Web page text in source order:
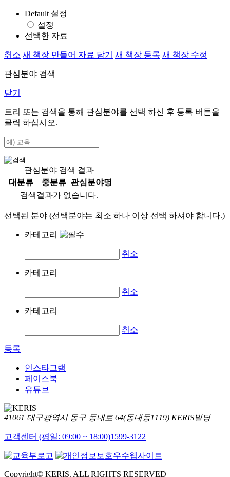
Default 설정
설정
선택한 자료
취소 새 책장 만들어 자료 담기 새 책장 등록 새 책장 수정
관심분야 검색
닫기
트리 또는 검색을 통해 관심분야를 선택 하신 후 등록 버튼을
클릭 하십시오.
관심분야 검색 결과
대분류
중분류
관심분야명
검색결과가 없습니다.
선택된 분야 (선택분야는 최소 하나 이상 선택 하셔야 합니다.)
카테고리
취소
카테고리
취소
카테고리
취소
등록
인스타그램
페이스북
유튜브
41061 대구광역시 동구 동내로 64(동내동1119) KERIS빌딩
고객센터 (평일: 09:00 ~ 18:00)1599-3122
Copyright© KERIS. ALL RIGHTS RESERVED